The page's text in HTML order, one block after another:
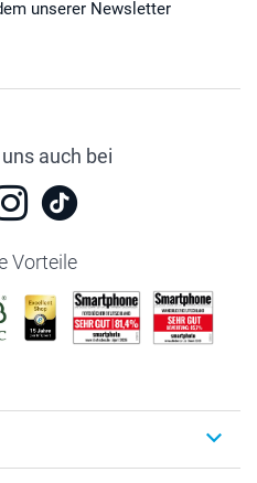
unserer Newsletter
auch bei
Vorteile